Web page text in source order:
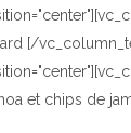
[/
et chips de